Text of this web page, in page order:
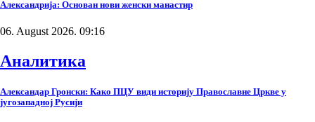
Александрија: Основан нови женски манастир
06. August 2026. 09:16
Аналитика
Александар Гронски: Како ПЦУ види историју Православне Цркве у
југозападној Русији